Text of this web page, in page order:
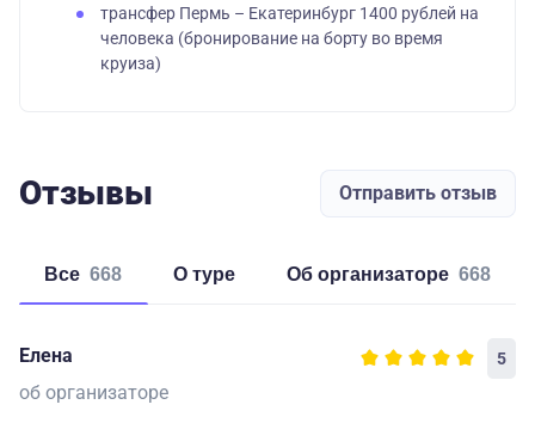
трансфер Пермь – Екатеринбург 1400 рублей на
человека (бронирование на борту во время
круиза)
Отзывы Отправить отзыв
Все 668 о туре об организаторе 668
Елена 5
об организаторе